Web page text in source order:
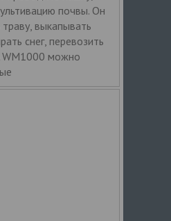
почвы. Он
выкапывать
снег, перевозить
WM1000 можно